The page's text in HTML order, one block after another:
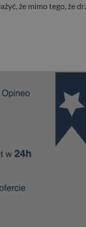
że mimo tego, że